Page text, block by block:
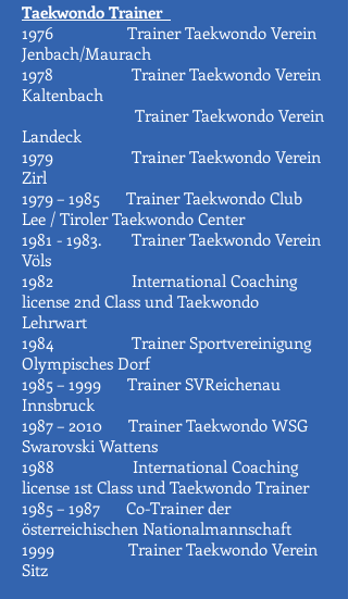
Taekwondo Trainer
1976 Trainer Taekwondo Verein
Jenbach/Maurach
1978 Trainer Taekwondo Verein
Kaltenbach
Trainer Taekwondo Verein
Landeck
1979 Trainer Taekwondo Verein
Zirl
1979 – 1985 Trainer Taekwondo Club
Lee / Tiroler Taekwondo Center
1981 - 1983. Trainer Taekwondo Verein
Völs
1982 International Coaching
license 2nd Class und Taekwondo
Lehrwart
1984 Trainer Sportvereinigung
Olympisches Dorf
1985 – 1999 Trainer SVReichenau
Innsbruck
1987 – 2010 Trainer Taekwondo WSG
Swarovski Wattens
1988 International Coaching
license 1st Class und Taekwondo Trainer
1985 – 1987 Co-Trainer der
österreichischen Nationalmannschaft
1999 Trainer Taekwondo Verein
Sitz